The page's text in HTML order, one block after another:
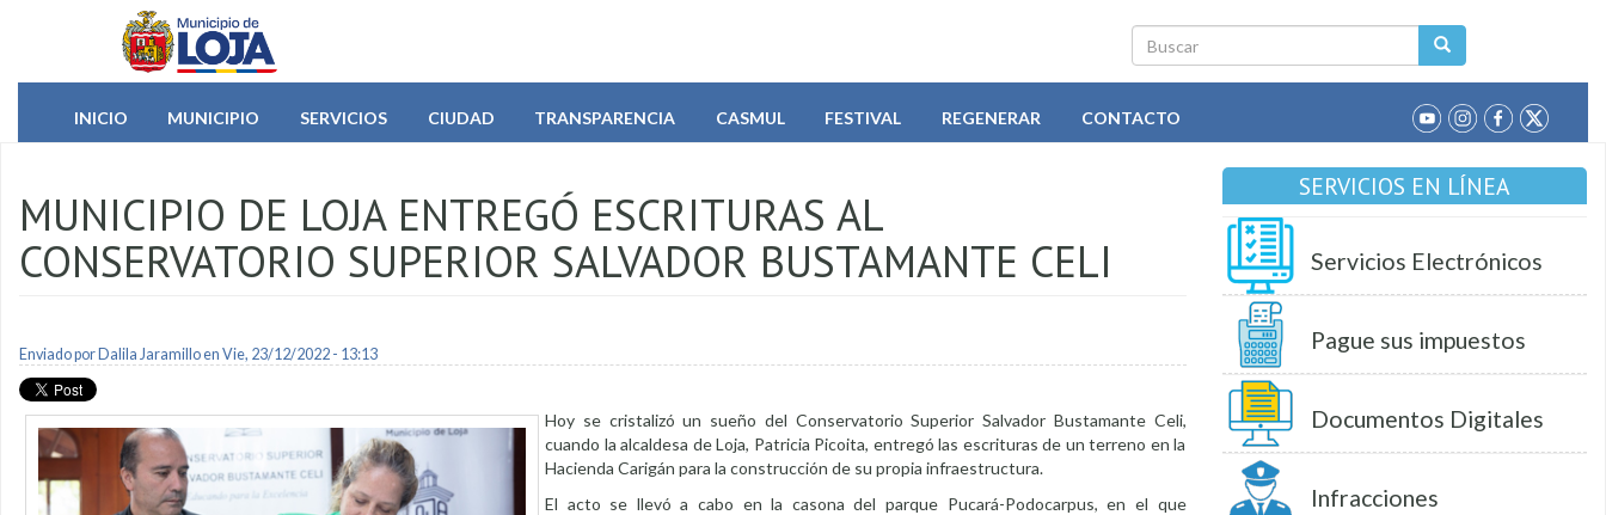
Pasar al contenido principal
Buscar
INICIO
MUNICIPIO SERVICIOS CIUDAD TRANSPARENCIA CASMUL FESTIVAL REGENERAR CONTACTO
MUNICIPIO DE LOJA ENTREGÓ ESCRITURAS AL
CONSERVATORIO SUPERIOR SALVADOR BUSTAMANTE CELI
Enviado por Dalila Jaramilloen Vie, 23/12/2022 - 13:13
Hoy se cristalizó un sueño del Conservatorio Superior Salvador Bustamante Celi,
cuando la alcaldesa de Loja, Patricia Picoita, entregó las escrituras de un terreno en la
Hacienda Carigán para la construcción de su propia infraestructura.
El acto se llevó a cabo en la casona del parque Pucará-Podocarpus, en el que
SERVICIOS EN LÍNEA
Servicios Electrónicos
Pague sus impuestos
Documentos Digitales
Infracciones